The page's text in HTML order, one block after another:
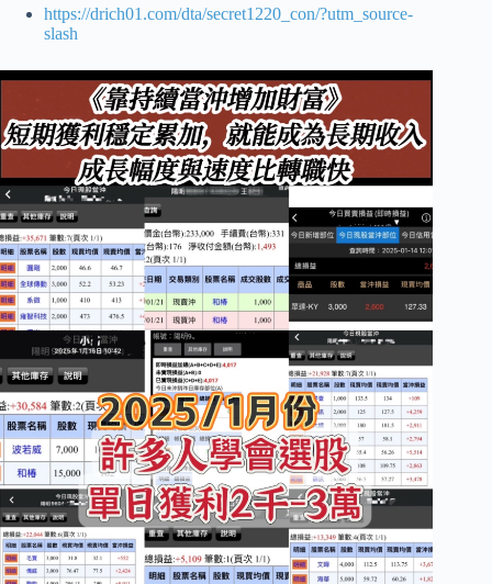
https://drich01.com/dta/secret1220_con/?utm_source-
slash